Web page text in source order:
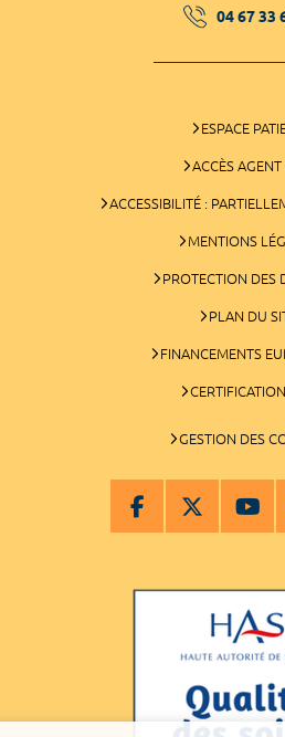
04 67 33
ESPACE
ACCÈS
ACCESSIBILITÉ :
MENTIONS
PROTECTION DES
PLAN DU
FINANCEMENTS
GESTION DES